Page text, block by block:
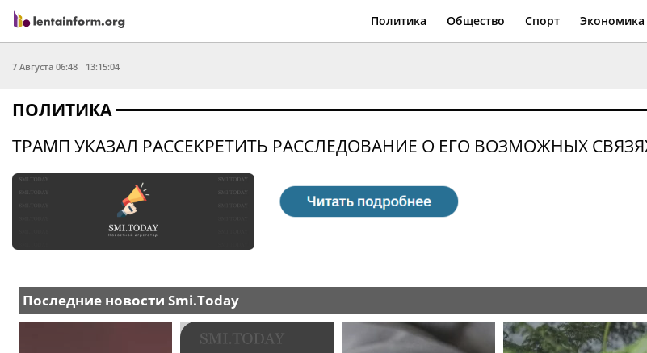
Политика Общество Спорт Экономика
7 Августа 06:48 13:15:04
ПОЛИТИКА
ТРАМП УКАЗАЛ РАССЕКРЕТИТЬ РАССЛЕДОВАНИЕ О ЕГО ВОЗМОЖНЫХ